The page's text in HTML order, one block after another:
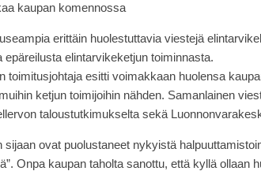
kaupan komennossa
erittäin huolestuttavia viestejä
epäreilusta elintarvikeketjun toiminnasta.
toimitusjohtaja esitti voimakkaan huolensa
ketjun toimijoihin nähden. Samanlainen
taloustutkimukselta sekä
sijaan ovat puolustaneet nykyistä
Onpa kaupan taholta sanottu, että kyllä ollaan